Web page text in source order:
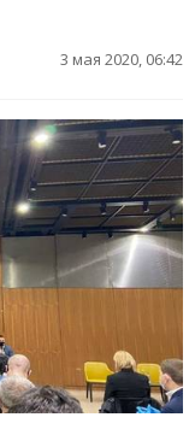
3 мая 2020, 06:42